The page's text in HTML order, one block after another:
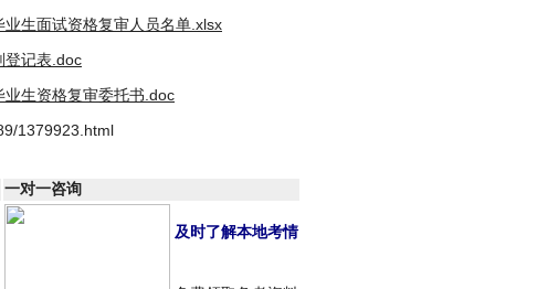
业生面试资格复审人员名单.xlsx
登记表.doc
业生资格复审委托书.doc
1379923.html
一对一咨询
及时了解本地考情